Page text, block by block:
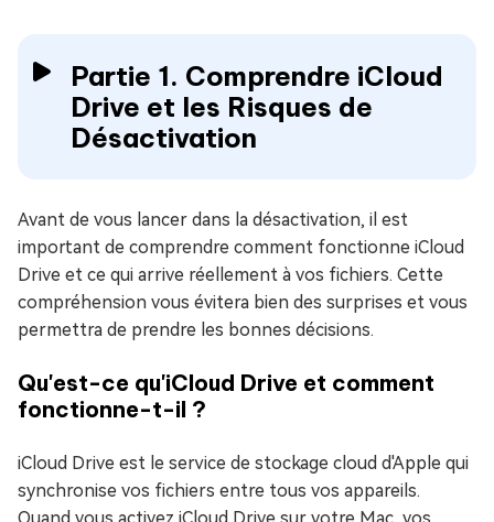
Partie 1. Comprendre iCloud
Drive et les Risques de
Désactivation
Avant de vous lancer dans la désactivation, il est
important de comprendre comment fonctionne iCloud
Drive et ce qui arrive réellement à vos fichiers. Cette
compréhension vous évitera bien des surprises et vous
permettra de prendre les bonnes décisions.
Qu'est-ce qu'iCloud Drive et comment
fonctionne-t-il ?
iCloud Drive est le service de stockage cloud d'Apple qui
synchronise vos fichiers entre tous vos appareils.